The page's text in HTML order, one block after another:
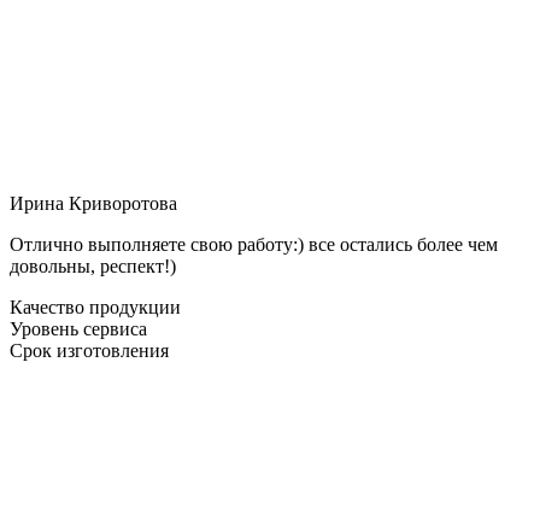
Ирина Криворотова
Отлично выполняете свою работу:) все остались более чем
довольны, респект!)
Качество продукции
Уровень сервиса
Срок изготовления